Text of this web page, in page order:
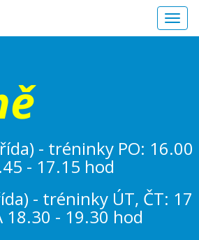
- tréninky PO: 16.00
- 17.15 hod
- tréninky ÚT, ČT: 17
18.30 - 19.30 hod